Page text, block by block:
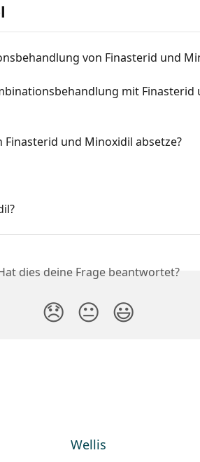
von Finasterid und
mit Finasterid
Finasterid und Minoxidil absetze?
dies deine Frage beantwortet?
😞 😐 😃
Wellis